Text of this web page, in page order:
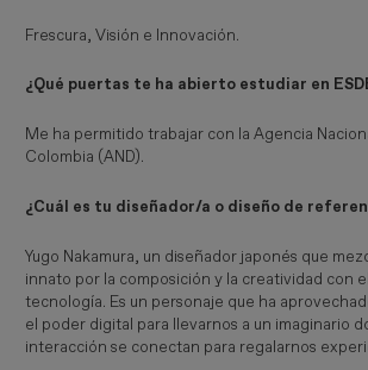
Frescura, Visión e Innovación.
¿Qué puertas te ha abierto estudiar en
Me ha permitido trabajar con la Agencia
Colombia (AND).
¿Cuál es tu diseñador/a o diseño de
Yugo Nakamura, un diseñador japonés que
innato por la composición y la creatividad con
tecnología. Es un personaje que ha
el poder digital para llevarnos a un imaginario
interacción se conectan para regalarnos